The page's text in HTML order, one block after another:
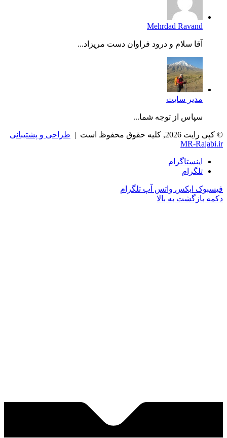
Mehrdad Ravand
آقا سلام و درود فراوان دست مریزاد...
مدیر سایت
سپاس از توجه شما...
© کپی رایت 2026, کلیه حقوق محفوظ است |
طراحی و پشتیبانی
MR-Rajabi.ir
اینستاگرام
تلگرام
فیسبوک ایکس واتس آپ تلگرام
دکمه بازگشت به بالا